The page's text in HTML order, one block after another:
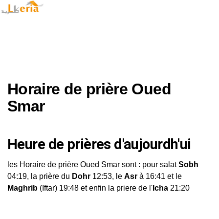
Horaire de prière Oued
Smar
Heure de prières d'aujourdh'ui
les Horaire de prière Oued Smar sont : pour salatSobh
04:19, la prière du Dohr 12:53, le Asr à 16:41 et le
Maghrib (Iftar) 19:48 et enfin la priere de l' Icha 21:20